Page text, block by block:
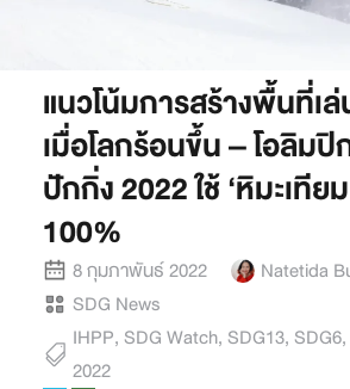
แนวโน้มการสร้างพื้นที่เ
เมื่อโลกร้อนขึ้น – โอลิม
ปักกิ่ง 2022 ใช้ ‘หิมะเทีย
100%
8 กุมภาพันธ์ 2022
Natetida
SDG News
IHPP, SDG Watch, SDG13, SDG6,
2022